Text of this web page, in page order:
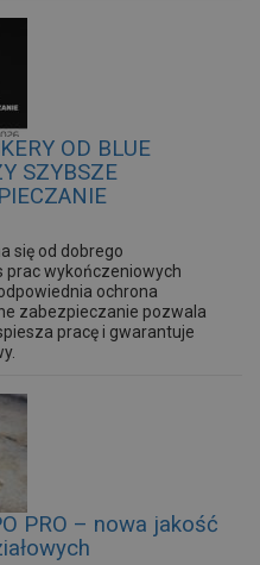
OD BLUE
SZYBSZE
się od dobrego
prac wykończeniowych
ochrona
zabezpieczanie pozwala
pracę i gwarantuje
PRO – nowa jakość